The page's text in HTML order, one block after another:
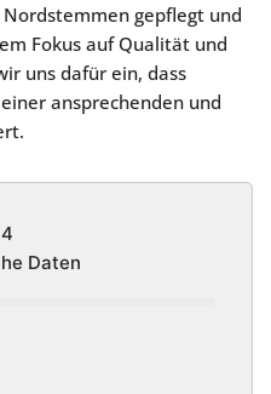
gepflegt und
Fokus auf Qualität und
uns dafür ein, dass
ansprechenden und
Daten